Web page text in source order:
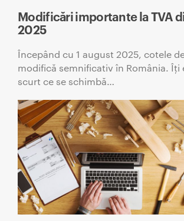
Modificări importante la TVA
2025
Începând cu 1 august 2025, cotele
modifică semnificativ în România. Îți
scurt ce se schimbă…